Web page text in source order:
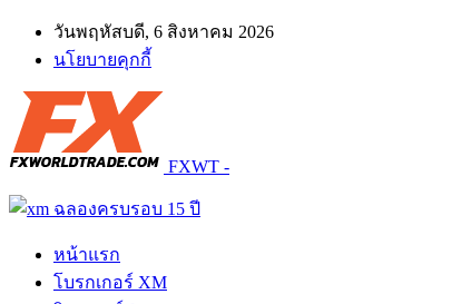
วันพฤหัสบดี, 6 สิงหาคม 2026
นโยบายคุกกี้
FXWT -
หน้าแรก
โบรกเกอร์ XM